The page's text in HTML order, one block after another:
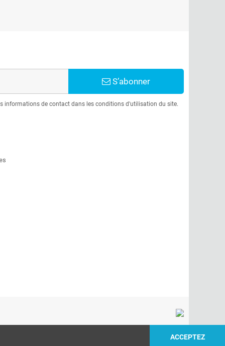
S’abonner
informations de contact dans les conditions d'utilisation du site.
ACCEPTEZ